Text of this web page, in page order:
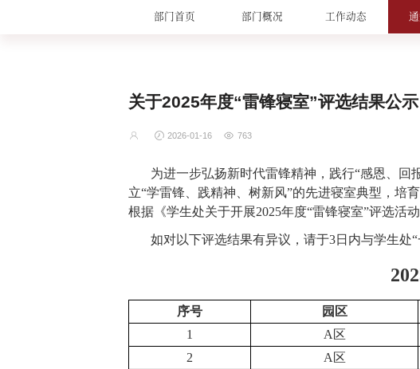
部门首页 部门概况 工作动态
关于2025年度“雷锋寝室”评选结果公示
2026-01-16 763
为进一步弘扬新时代雷锋精神，践行“感恩、
立“学雷锋、践精神、树新风”的先进寝室典型，培
根据《学生处关于开展2025年度“雷锋寝室”评选活
如对以下评选结果有异议，请于3日内与学生处
序号 园区
1
A区
2
A区